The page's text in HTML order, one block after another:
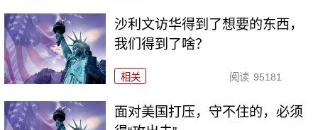
沙利文访华得到了想要的东西，
我们得到了啥？
相关 阅读 95181
面对美国打压，守不住的，必须